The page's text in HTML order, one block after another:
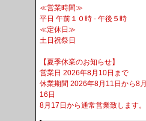
≪営業時間≫
平日 午前１０時 - 午後５時
≪定休日≫
土日祝祭日
【夏季休業のお知らせ】
営業日 2026年8月10日まで
休業期間 2026年8月11日から8月
16日
8月17日から通常営業致します。